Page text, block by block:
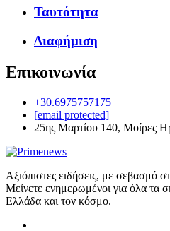
Ταυτότητα
Διαφήμιση
Επικοινωνία
+30.6975757175
[email protected]
25ης Μαρτίου 140, Μοίρες
Αξιόπιστες ειδήσεις, με σεβασμό
Μείνετε ενημερωμένοι για όλα τα
Ελλάδα και τον κόσμο.